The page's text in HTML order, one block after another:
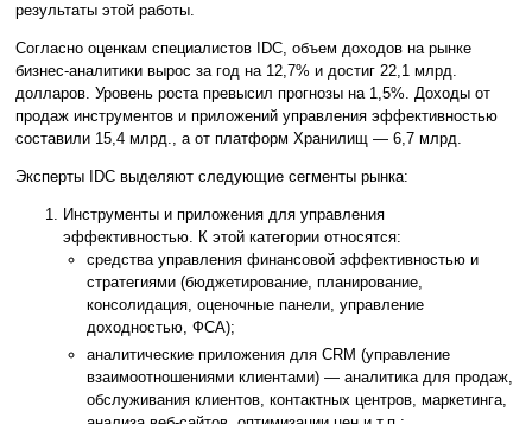
результаты этой работы.
Согласно оценкам специалистов IDC, объем доходов на рынке
бизнес-аналитики вырос за год на 12,7% и достиг 22,1 млрд.
долларов. Уровень роста превысил прогнозы на 1,5%. Доходы от
продаж инструментов и приложений управления эффективностью
составили 15,4 млрд., а от платформ Хранилищ — 6,7 млрд.
Эксперты IDC выделяют следующие сегменты рынка:
Инструменты и приложения для управления
эффективностью. К этой категории относятся:
средства управления финансовой эффективностью и
стратегиями (бюджетирование, планирование,
консолидация, оценочные панели, управление
доходностью, ФСА);
аналитические приложения для CRM (управление
взаимоотношениями клиентами) — аналитика для продаж,
обслуживания клиентов, контактных центров, маркетинга,